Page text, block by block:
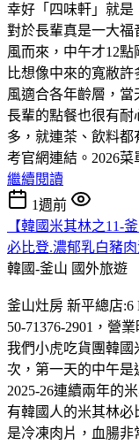
幸好「四味軒」就是
對於長輩真是一大福
風而來，中午才12
比想像中來的寬敝
風適合各年齡層，
長輩的點餐也很有耐
多，就連茶、飲料
考官網連結。2026菜
繼續閱讀
1週前
【韓國米其林之11-
必比登.濃郁乳白豬
韓國-釜山 國外旅遊
釜山灶房 新平總店:6
50-71376-2901，營
我們小虎吃貨團韓國
次，第一天的中午是
2025-26連續兩年的
有韓國人的米其林
是冷凍肉片，血腸非